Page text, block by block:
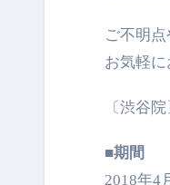
ご不明
お気軽に
〔渋
■期間
2018年4